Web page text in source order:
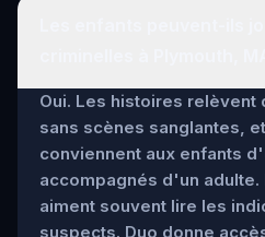
Oui. Les histoires relèvent
sans scènes sanglantes,
conviennent aux enfants
accompagnés d'un
aiment souvent lire les
suspects. Duo donne